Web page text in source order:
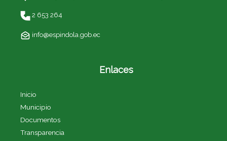
2 653 264
info@espindola.gob.ec
Enlaces
Inicio
Municipio
Documentos
Transparencia